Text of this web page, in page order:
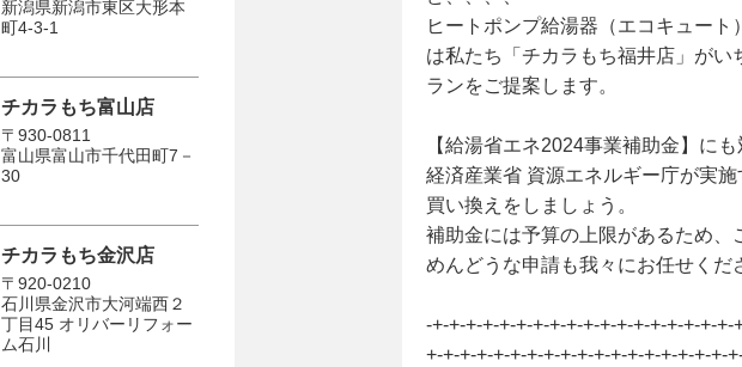
ヒートポンプ給湯器（エコキュー
は私たち「チカラもち福井店」が
ランをご提案します。
【給湯省エネ2024事業補助金】に
経済産業省 資源エネルギー庁が実
買い換えをしましょう。
補助金には予算の上限があるため、
めんどうな申請も我々にお任せくだ
-+-+-+-+-+-+-+-+-+-+-+-+-+-+-+-+-+-
+-+-+-+-+-+-+-+-+-+-+-+-+-+-+-+-+-+-
新潟県新潟市東区大形本
町4-3-1
チカラもち富山店
〒930-0811
富山県富山市千代田町7－
30
チカラもち金沢店
〒920-0210
石川県金沢市大河端西２
丁目45 オリバーリフォー
ム石川